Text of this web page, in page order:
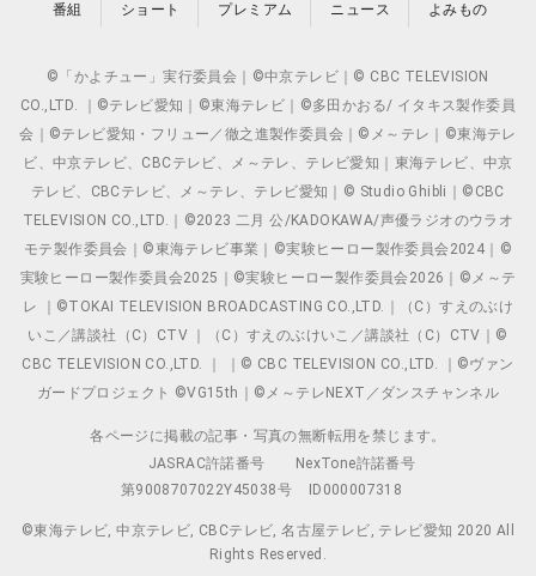
番組 ショート プレミアム ニュース よみもの
©「かよチュー」実行委員会｜©中京テレビ｜© CBC TELEVISION
CO.,LTD. ｜©テレビ愛知｜©東海テレビ｜©多田かおる/ イタキス製作委員
会｜©テレビ愛知・フリュー／徹之進製作委員会｜©メ～テレ｜©東海テレ
ビ、中京テレビ、CBCテレビ、メ～テレ、テレビ愛知｜東海テレビ、中京
テレビ、CBCテレビ、メ～テレ、テレビ愛知｜© Studio Ghibli｜©CBC
TELEVISION CO.,LTD.｜©2023 二月 公/KADOKAWA/声優ラジオのウラオ
モテ製作委員会｜©東海テレビ事業｜©実験ヒーロー製作委員会2024｜©
実験ヒーロー製作委員会2025｜©実験ヒーロー製作委員会2026｜©メ～テ
レ ｜©TOKAI TELEVISION BROADCASTING CO.,LTD.｜（C）すえのぶけ
いこ／講談社（C）CTV ｜（C）すえのぶけいこ／講談社（C）CTV｜©
CBC TELEVISION CO.,LTD. ｜ ｜© CBC TELEVISION CO.,LTD. ｜©ヴァン
ガードプロジェクト ©VG15th｜©メ～テレNEXT／ダンスチャンネル
各ページに掲載の記事・写真の無断転用を禁じます。
JASRAC許諾番号
NexTone許諾番号
第9008707022Y45038号
ID000007318
©東海テレビ, 中京テレビ, CBCテレビ, 名古屋テレビ, テレビ愛知 2020 All
Rights Reserved.